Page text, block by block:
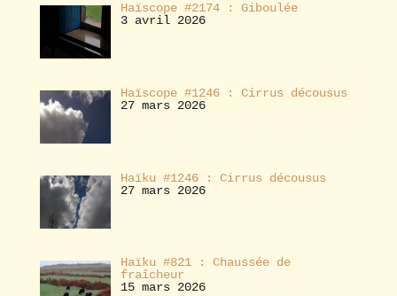
Haïscope #2174 : Giboulée
3 avril 2026
Haïscope #1246 : Cirrus décousus
27 mars 2026
Haïku #1246 : Cirrus décousus
27 mars 2026
Haïku #821 : Chaussée de
fraîcheur
15 mars 2026